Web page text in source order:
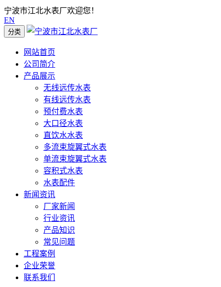
宁波市江北水表厂欢迎您！
EN
分类
网站首页
公司简介
产品展示
无线远传水表
有线远传水表
预付费水表
大口径水表
直饮水水表
多流束旋翼式水表
单流束旋翼式水表
容积式水表
水表配件
新闻资讯
厂家新闻
行业资讯
产品知识
常见问题
工程案例
企业荣誉
联系我们